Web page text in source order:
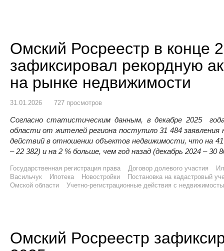
Омский Росреестр в конце
зафиксировал рекордную
на рынке недвижимости
31.01.2026 727 просмотров
Согласно статистическим данным, в декабре 2025
области от жителей региона поступило 31 484 заявления
действий в отношении объектов недвижимости, что на
– 22 382) и на 2 % больше, чем год назад (декабрь 2024 – 30
Государственная регистрация права Договор долевого участия
Васильчук
Ипотека Новостройки
Постановка на кадастровый
Омской области
Учетно-регистрационные действия с
Омский Росреестр